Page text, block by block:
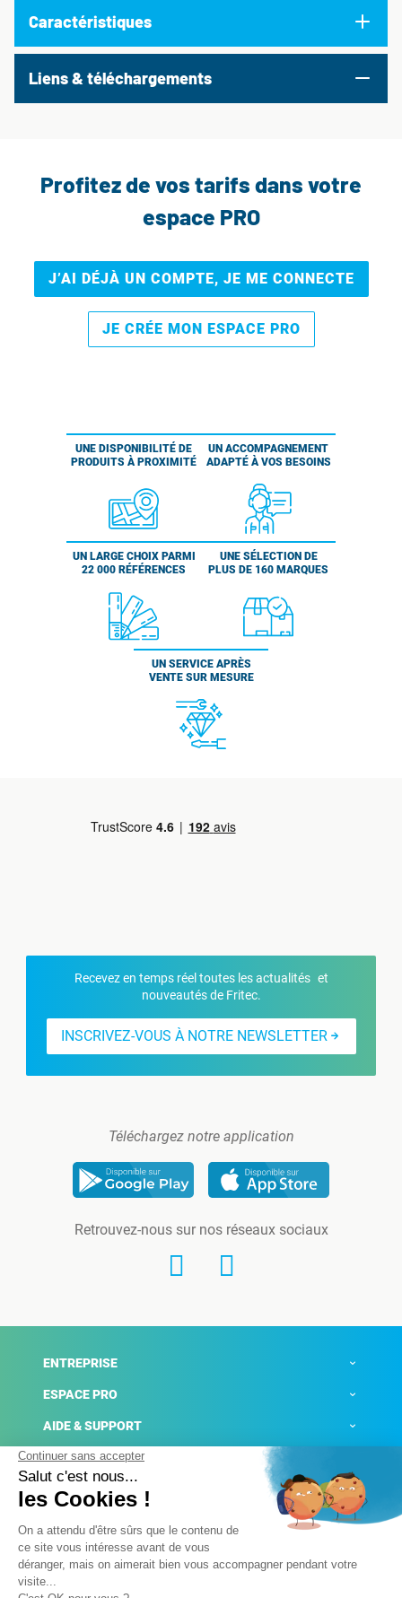
Caractéristiques
Liens & téléchargements
Profitez de vos tarifs dans votre
espace PRO
J’AI DÉJÀ UN COMPTE, JE ME CONNECTE
JE CRÉE MON ESPACE PRO
UNE DISPONIBILITÉ DE
PRODUITS À PROXIMITÉ
UN ACCOMPAGNEMENT
ADAPTÉ À VOS BESOINS
UN LARGE CHOIX PARMI
22 000 RÉFÉRENCES
UNE SÉLECTION DE
PLUS DE 160 MARQUES
UN SERVICE APRÈS
VENTE SUR MESURE
Recevez en temps réel toutes les actualités et
nouveautés de Fritec.
INSCRIVEZ-VOUS À NOTRE NEWSLETTER
Téléchargez notre application
Retrouvez-nous sur nos réseaux sociaux
ENTREPRISE
ESPACE PRO
AIDE & SUPPORT
ACTUALITÉS
Mentions légales